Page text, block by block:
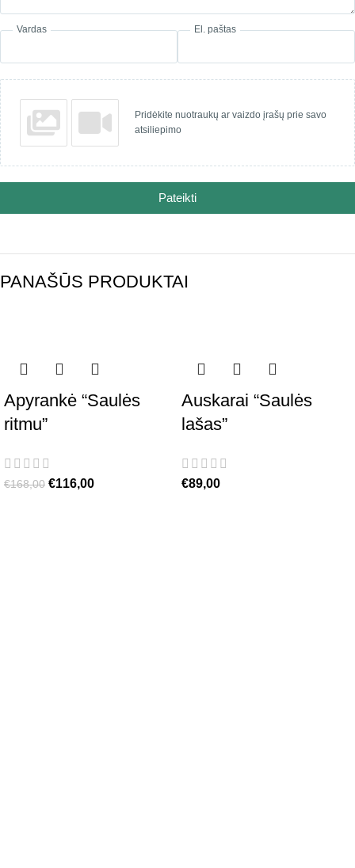
Vardas El. paštas
Pridėkite nuotraukų ar vaizdo įrašų prie savo
atsiliepimo
Pateikti
PANAŠŪS PRODUKTAI
Apyrankė “Saulės
ritmu”
€168,00 €116,00
Auskarai “Saulės
lašas”
€89,00